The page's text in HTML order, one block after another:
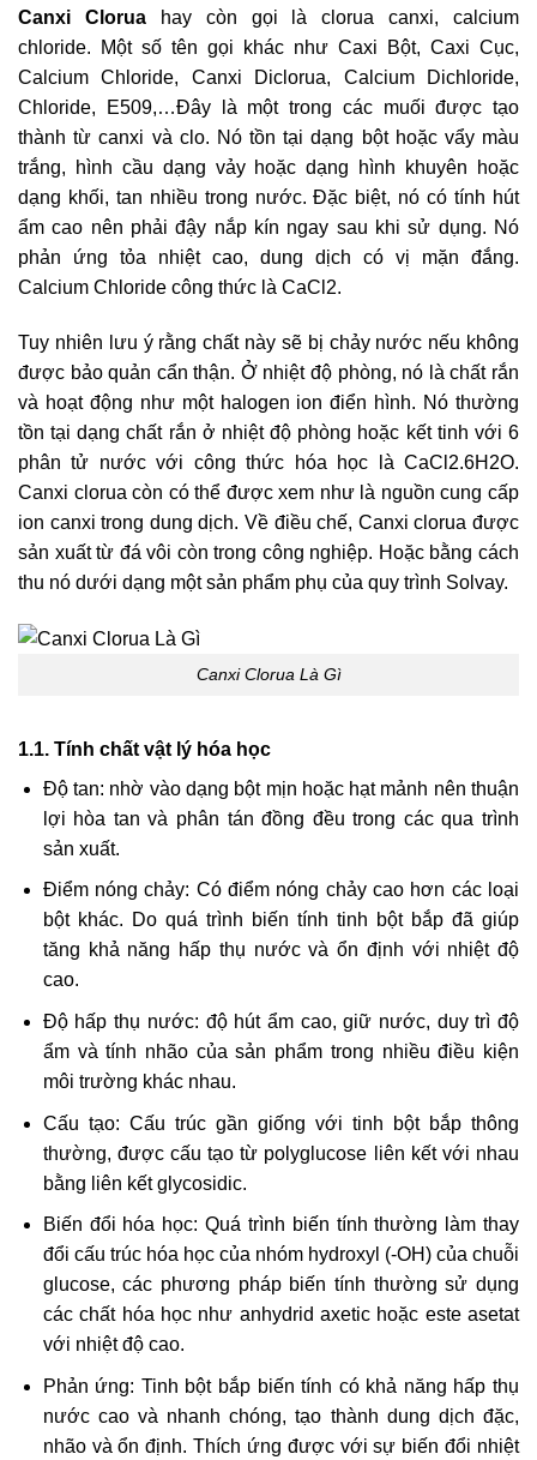
Canxi Clorua
hay còn gọi là clorua canxi, calcium
chloride. Một số tên gọi khác như Caxi Bột, Caxi Cục,
Calcium Chloride, Canxi Diclorua, Calcium Dichloride,
Chloride, E509,…Đây là một trong các muối được tạo
thành từ canxi và clo. Nó tồn tại dạng bột hoặc vẩy màu
trắng, hình cầu dạng vảy hoặc dạng hình khuyên hoặc
dạng khối, tan nhiều trong nước. Đặc biệt, nó có tính hút
ẩm cao nên phải đậy nắp kín ngay sau khi sử dụng. Nó
phản ứng tỏa nhiệt cao, dung dịch có vị mặn đắng.
Calcium Chloride công thức là CaCl2.
Tuy nhiên lưu ý rằng chất này sẽ bị chảy nước nếu không
được bảo quản cẩn thận. Ở nhiệt độ phòng, nó là chất rắn
và hoạt động như một halogen ion điển hình. Nó thường
tồn tại dạng chất rắn ở nhiệt độ phòng hoặc kết tinh với 6
phân tử nước với công thức hóa học là CaCl2.6H2O.
Canxi clorua còn có thể được xem như là nguồn cung cấp
ion canxi trong dung dịch. Về điều chế, Canxi clorua được
sản xuất từ đá vôi còn trong công nghiệp. Hoặc bằng cách
thu nó dưới dạng một sản phẩm phụ của quy trình Solvay.
Canxi Clorua Là Gì
1.1. Tính chất vật lý hóa học
Độ tan: nhờ vào dạng bột mịn hoặc hạt mảnh nên thuận
lợi hòa tan và phân tán đồng đều trong các qua trình
sản xuất.
Điểm nóng chảy: Có điểm nóng chảy cao hơn các loại
bột khác. Do quá trình biến tính tinh bột bắp đã giúp
tăng khả năng hấp thụ nước và ổn định với nhiệt độ
cao.
Độ hấp thụ nước: độ hút ẩm cao, giữ nước, duy trì độ
ẩm và tính nhão của sản phẩm trong nhiều điều kiện
môi trường khác nhau.
Cấu tạo: Cấu trúc gần giống với tinh bột bắp thông
thường, được cấu tạo từ polyglucose liên kết với nhau
bằng liên kết glycosidic.
Biến đổi hóa học: Quá trình biến tính thường làm thay
đổi cấu trúc hóa học của nhóm hydroxyl (-OH) của chuỗi
glucose, các phương pháp biến tính thường sử dụng
các chất hóa học như anhydrid axetic hoặc este asetat
với nhiệt độ cao.
Phản ứng: Tinh bột bắp biến tính có khả năng hấp thụ
nước cao và nhanh chóng, tạo thành dung dịch đặc,
nhão và ổn định. Thích ứng được với sự biến đổi nhiệt